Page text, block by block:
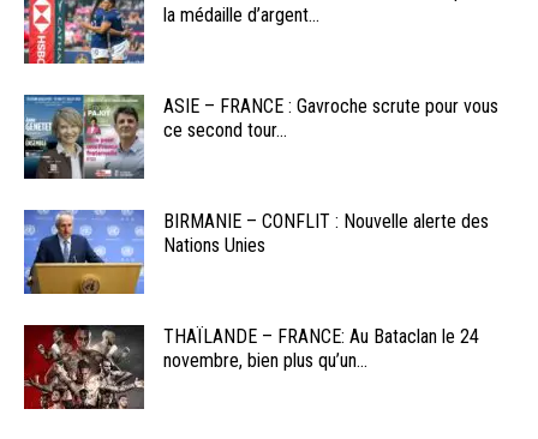
la médaille d’argent...
ASIE – FRANCE : Gavroche scrute pour vous
ce second tour...
BIRMANIE – CONFLIT : Nouvelle alerte des
Nations Unies
THAÏLANDE – FRANCE: Au Bataclan le 24
novembre, bien plus qu’un...